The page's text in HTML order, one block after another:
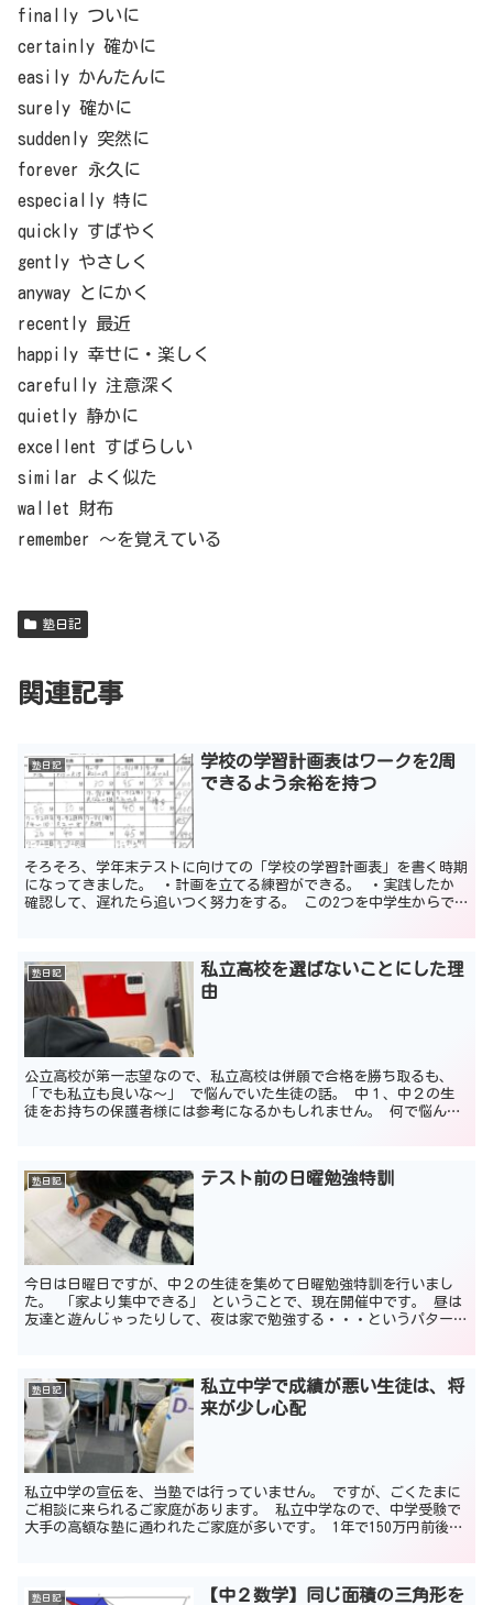
finally ついに
certainly 確かに
easily かんたんに
surely 確かに
suddenly 突然に
forever 永久に
especially 特に
quickly すばやく
gently やさしく
anyway とにかく
recently 最近
happily 幸せに・楽しく
carefully 注意深く
quietly 静かに
excellent すばらしい
similar よく似た
wallet 財布
remember ～を覚えている
塾日記
関連記事
塾日記
学校の学習計画表はワークを2周
できるよう余裕を持つ
そろそろ、学年末テストに向けての「学校の学習計画表」を書く時期
になってきました。 ・計画を立てる練習ができる。 ・実践したか
確認して、遅れたら追いつく努力をする。 この2つを中学生からで
塾日記
私立高校を選ばないことにした理
由
公立高校が第一志望なので、私立高校は併願で合格を勝ち取るも、
「でも私立も良いな～」 で悩んでいた生徒の話。 中１、中２の生
徒をお持ちの保護者様には参考になるかもしれません。 何で悩んで
塾日記 テスト前の日曜勉強特訓
今日は日曜日ですが、中２の生徒を集めて日曜勉強特訓を行いまし
た。 「家より集中できる」 ということで、現在開催中です。 昼は
友達と遊んじゃったりして、夜は家で勉強する・・・というパターン
塾日記
私立中学で成績が悪い生徒は、将
来が少し心配
私立中学の宣伝を、当塾では行っていません。 ですが、ごくたまに
ご相談に来られるご家庭があります。 私立中学なので、中学受験で
大手の高額な塾に通われたご家庭が多いです。 1年で150万円前後、
塾日記
【中２数学】同じ面積の三角形を